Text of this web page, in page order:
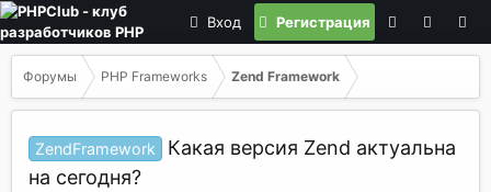
Вход Регистрация
Форумы PHP Frameworks Zend Framework
ZendFramework
Какая версия Zend актуальна
на сегодня?